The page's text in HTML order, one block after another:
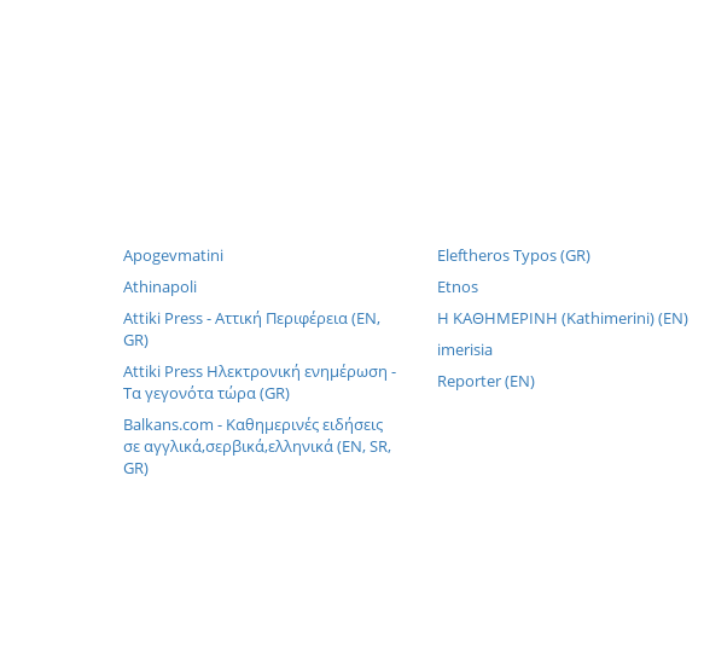
Apogevmatini
Athinapoli
Attiki Press - Αττική Περιφέρεια (EN,
GR)
Attiki Press Ηλεκτρονική ενημέρωση -
Τα γεγονότα τώρα (GR)
Balkans.com - Καθημερινές ειδήσεις
σε αγγλικά,σερβικά,ελληνικά (EN, SR,
GR)
Eleftheros Typos (GR)
Etnos
H KAΘHMEPINH (Kathimerini) (EN)
imerisia
Reporter (EN)